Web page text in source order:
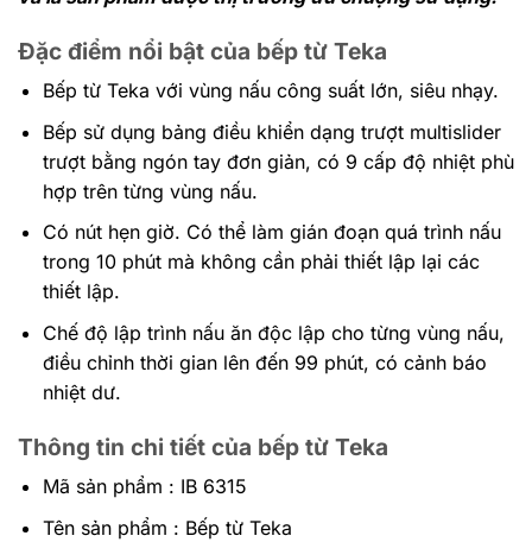
Đặc điểm nổi bật của bếp từ Teka
Bếp từ Teka với vùng nấu công suất lớn, siêu nhạy.
Bếp sử dụng bảng điều khiển dạng trượt multislider
trượt bằng ngón tay đơn giản, có 9 cấp độ nhiệt phù
hợp trên từng vùng nấu.
Có nút hẹn giờ. Có thể làm gián đoạn quá trình nấu
trong 10 phút mà không cần phải thiết lập lại các
thiết lập.
Chế độ lập trình nấu ăn độc lập cho từng vùng nấu,
điều chỉnh thời gian lên đến 99 phút, có cảnh báo
nhiệt dư.
Thông tin chi tiết của bếp từ Teka
Mã sản phẩm : IB 6315
Tên sản phẩm : Bếp từ Teka